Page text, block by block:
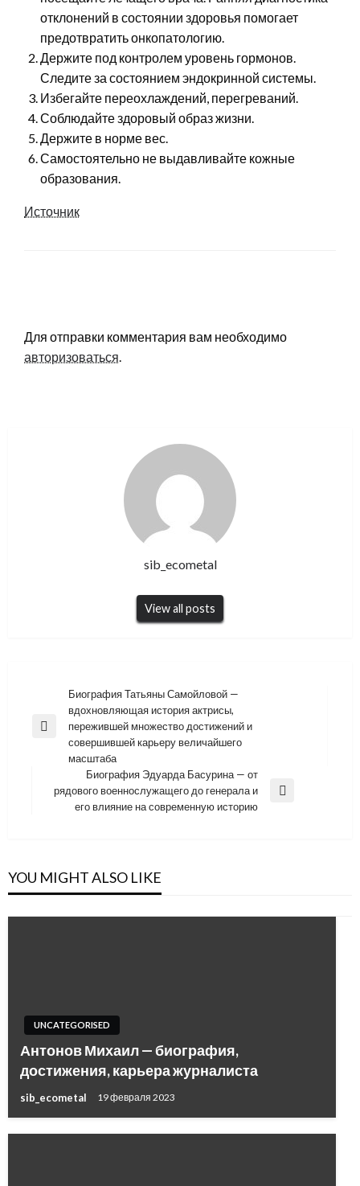
отклонений в состоянии здоровья помогает
предотвратить онкопатологию.
Держите под контролем уровень гормонов.
Следите за состоянием эндокринной системы.
Избегайте переохлаждений, перегреваний.
Соблюдайте здоровый образ жизни.
Держите в норме вес.
Самостоятельно не выдавливайте кожные
образования.
Источник
Для отправки комментария вам необходимо
авторизоваться.
sib_ecometal
View all posts
Навигация
по
записям
Previous
Биография Татьяны Самойловой —
вдохновляющая история актрисы,
пережившей множество достижений и
совершившей карьеру величайшего
масштаба
Next
Биография Эдуарда Басурина — от
рядового военнослужащего до генерала и
его влияние на современную историю
YOU MIGHT ALSO LIKE
UNCATEGORISED
Антонов Михаил — биография,
достижения, карьера журналиста
sib_ecometal 19 февраля 2023